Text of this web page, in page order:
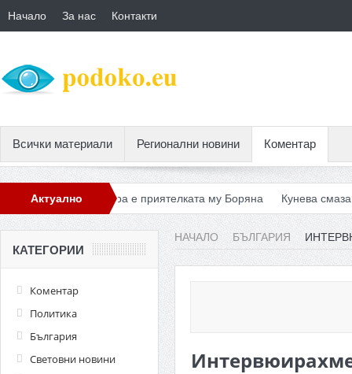
Начало За нас Контакти
Всички материали Регионални новини Коментар
Актуално
втора е приятелката му Боряна Кунева смаза
НАЧАЛО БЪЛГАРИЯ
КАТЕГОРИИ
Коментар
Политика
България
Световни новини